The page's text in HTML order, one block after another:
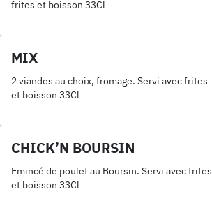
frites et boisson 33Cl
MIX
2 viandes au choix, fromage. Servi avec frites
et boisson 33Cl
CHICK’N BOURSIN
Emincé de poulet au Boursin. Servi avec frites
et boisson 33Cl